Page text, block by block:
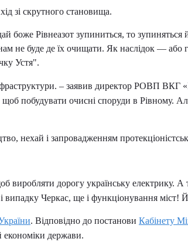
зі скрутного становища.
Рівнеазот зупиниться, то зупиняться й
не буде де їх очищати. Як наслідок —
Устя".
– заявив директор РОВП ВКГ
щоб побудувати очисні споруди в
нехай і запровадженням
виробляти дорогу українську електрику.
Черкас, ще і функціонування міст!
. Відповідно до постанови Кабінету
економіки держави.